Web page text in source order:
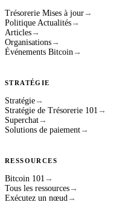
Trésorerie Mises à jour →
Politique Actualités →
Articles →
Organisations →
Événements Bitcoin →
STRATÉGIE
Stratégie →
Stratégie de Trésorerie 101 →
Superchat →
Solutions de paiement →
RESSOURCES
Bitcoin 101 →
Tous les ressources →
Exécutez un nœud →